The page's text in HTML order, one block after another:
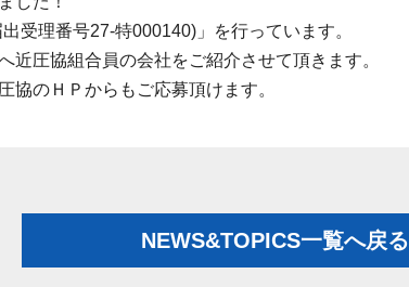
受理番号27-特000140)」を行っています。
近圧協組合員の会社をご紹介させて頂きます。
協のＨＰからもご応募頂けます。
NEWS&TOPICS一覧へ戻る